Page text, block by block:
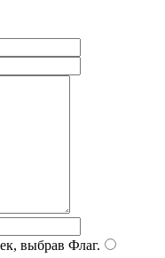
выбрав Флаг.